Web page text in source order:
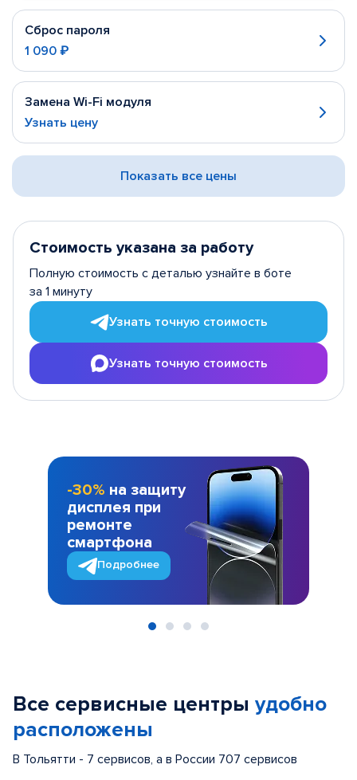
Сброс пароля
1 090 ₽
Замена Wi-Fi модуля
Узнать цену
Показать все цены
Стоимость указана за работу
Полную стоимость с деталью узнайте в боте
за 1 минуту
Узнать точную стоимость
Узнать точную стоимость
-30% на защиту
дисплея при
ремонте
смартфона
Подробнее
Все сервисные центры удобно
расположены
В Тольятти - 7 сервисов, а в России 707 сервисов